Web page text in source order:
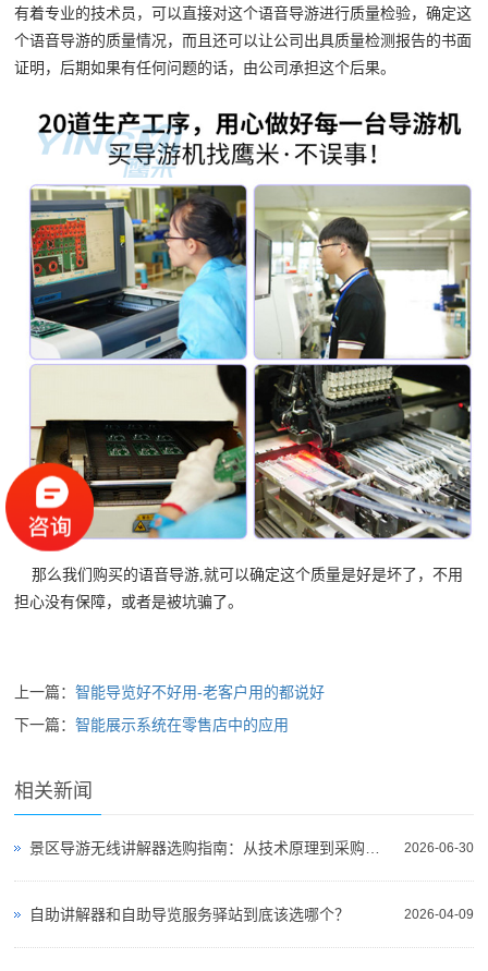
有着专业的技术员，可以直接对这个语音导游进行质量检验，确定这
个语音导游的质量情况，而且还可以让公司出具质量检测报告的书面
证明，后期如果有任何问题的话，由公司承担这个后果。
那么我们购买的语音导游,就可以确定这个质量是好是坏了，不用
担心没有保障，或者是被坑骗了。
上一篇：智能导览好不好用-老客户用的都说好
下一篇：智能展示系统在零售店中的应用
相关新闻
2026-06-30
2026-04-09
自助讲解器和自助导览服务驿站到底该选哪个？